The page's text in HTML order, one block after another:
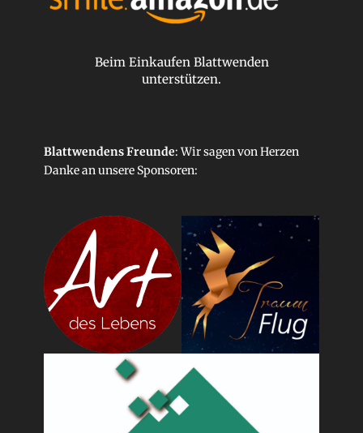
Beim Einkaufen Blattwenden
unterstützen.
Blattwendens Freunde: Wir sagen von Herzen
Danke an unsere Sponsoren: